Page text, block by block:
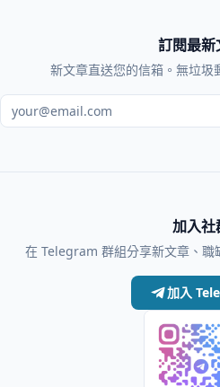
訂閱最新
新文章直送您的信箱。無垃圾
電子郵件地址
加入社
在 Telegram 群組分享新文章、職
加入